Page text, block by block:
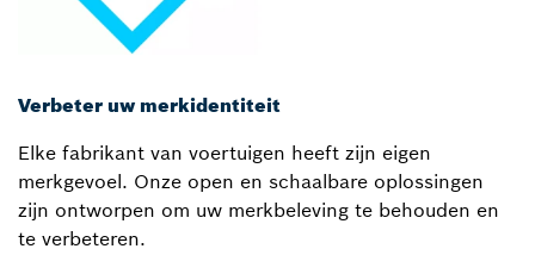
Verbeter uw merkidentiteit
Elke fabrikant van voertuigen heeft zijn eigen
merkgevoel. Onze open en schaalbare oplossingen
zijn ontworpen om uw merkbeleving te behouden en
te verbeteren.